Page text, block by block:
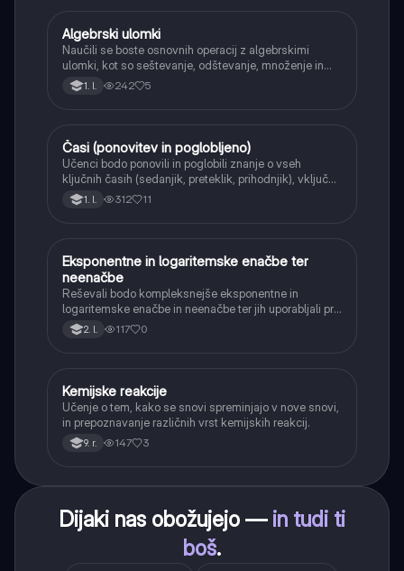
Matematika
Algebrski ulomki
Naučili se boste osnovnih operacij z algebrskimi
ulomki, kot so seštevanje, odštevanje, množenje in
deljenje.
1. l. 242 5
Angleščina
Časi (ponovitev in poglobljeno)
Učenci bodo ponovili in poglobili znanje o vseh
ključnih časih (sedanjik, preteklik, prihodnjik), vključno
s Perfect tenses (Present Perfect Continuous, Past
Perfect, Future Perfect) in njihovo uporabo.
1. l. 312 11
Matematika
Eksponentne in logaritemske enačbe ter
neenačbe
Reševali bodo kompleksnejše eksponentne in
logaritemske enačbe in neenačbe ter jih uporabljali pri
reševanju praktičnih problemov.
2. l. 117 0
Naravoslovje
Kemijske reakcije
Učenje o tem, kako se snovi spreminjajo v nove snovi,
in prepoznavanje različnih vrst kemijskih reakcij.
9. r. 147 3
Dijaki nas obožujejo — in tudi ti
boš.